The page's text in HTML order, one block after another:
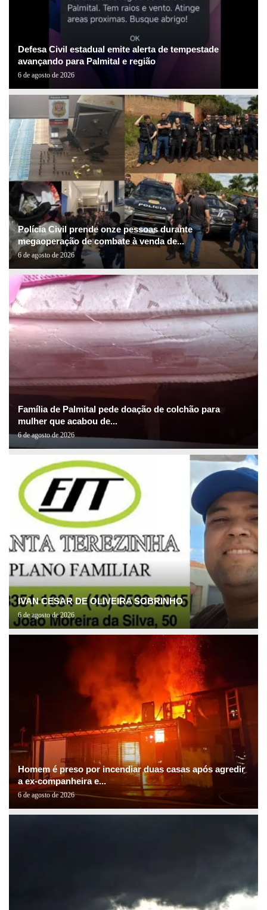
Defesa Civil estadual emite alerta de tempestade
avançando para Palmital e região
6 de agosto de 2026
Polícia Civil prende onze pessoas durante
megaoperação de combate à venda de...
6 de agosto de 2026
Família de Palmital pede doação de colchão para
mulher que acabou de...
6 de agosto de 2026
IVAN CESAR DE OLIVEIRA SOBRINHO
6 de agosto de 2026
Homem é preso por incendiar duas casas após agredir
a ex-companheira e...
6 de agosto de 2026